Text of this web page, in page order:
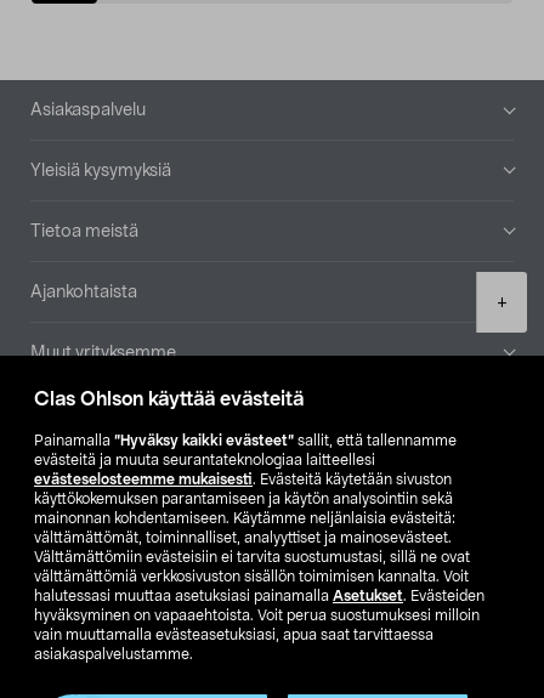
Clas Ohlson käyttää evästeitä
Painamalla ”Hyväksy kaikki evästeet” sallit, että tallennamme
evästeitä ja muuta seurantateknologiaa laitteellesi
evästeselosteemme mukaisesti. Evästeitä käytetään sivuston
käyttökokemuksen parantamiseen ja käytön analysointiin sekä
mainonnan kohdentamiseen. Käytämme neljänlaisia evästeitä:
välttämättömät, toiminnalliset, analyyttiset ja mainosevästeet.
Välttämättömiin evästeisiin ei tarvita suostumustasi, sillä ne ovat
välttämättömiä verkkosivuston sisällön toimimisen kannalta. Voit
halutessasi muuttaa asetuksiasi painamalla Asetukset. Evästeiden
hyväksyminen on vapaaehtoista. Voit perua suostumuksesi milloin
vain muuttamalla evästeasetuksiasi, apua saat tarvittaessa
asiakaspalvelustamme.
+
Alatunniste
Asiakaspalvelu
Yleisiä kysymyksiä
Tietoa meistä
Ajankohtaista
Muut yrityksemme
Etsi myymälä
SE NO FI
FI SV